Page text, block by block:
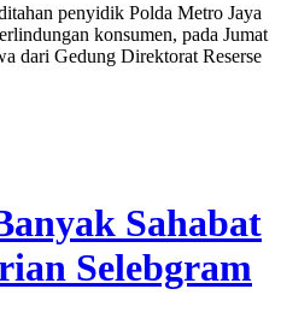
penyidik Polda Metro Jaya
konsumen, pada Jumat
dari Gedung Direktorat Reserse
Sahabat
Selebgram